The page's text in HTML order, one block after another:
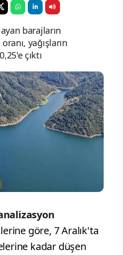
barajların
yağışların
çıktı
göre, 7 Aralık'ta
kadar düşen